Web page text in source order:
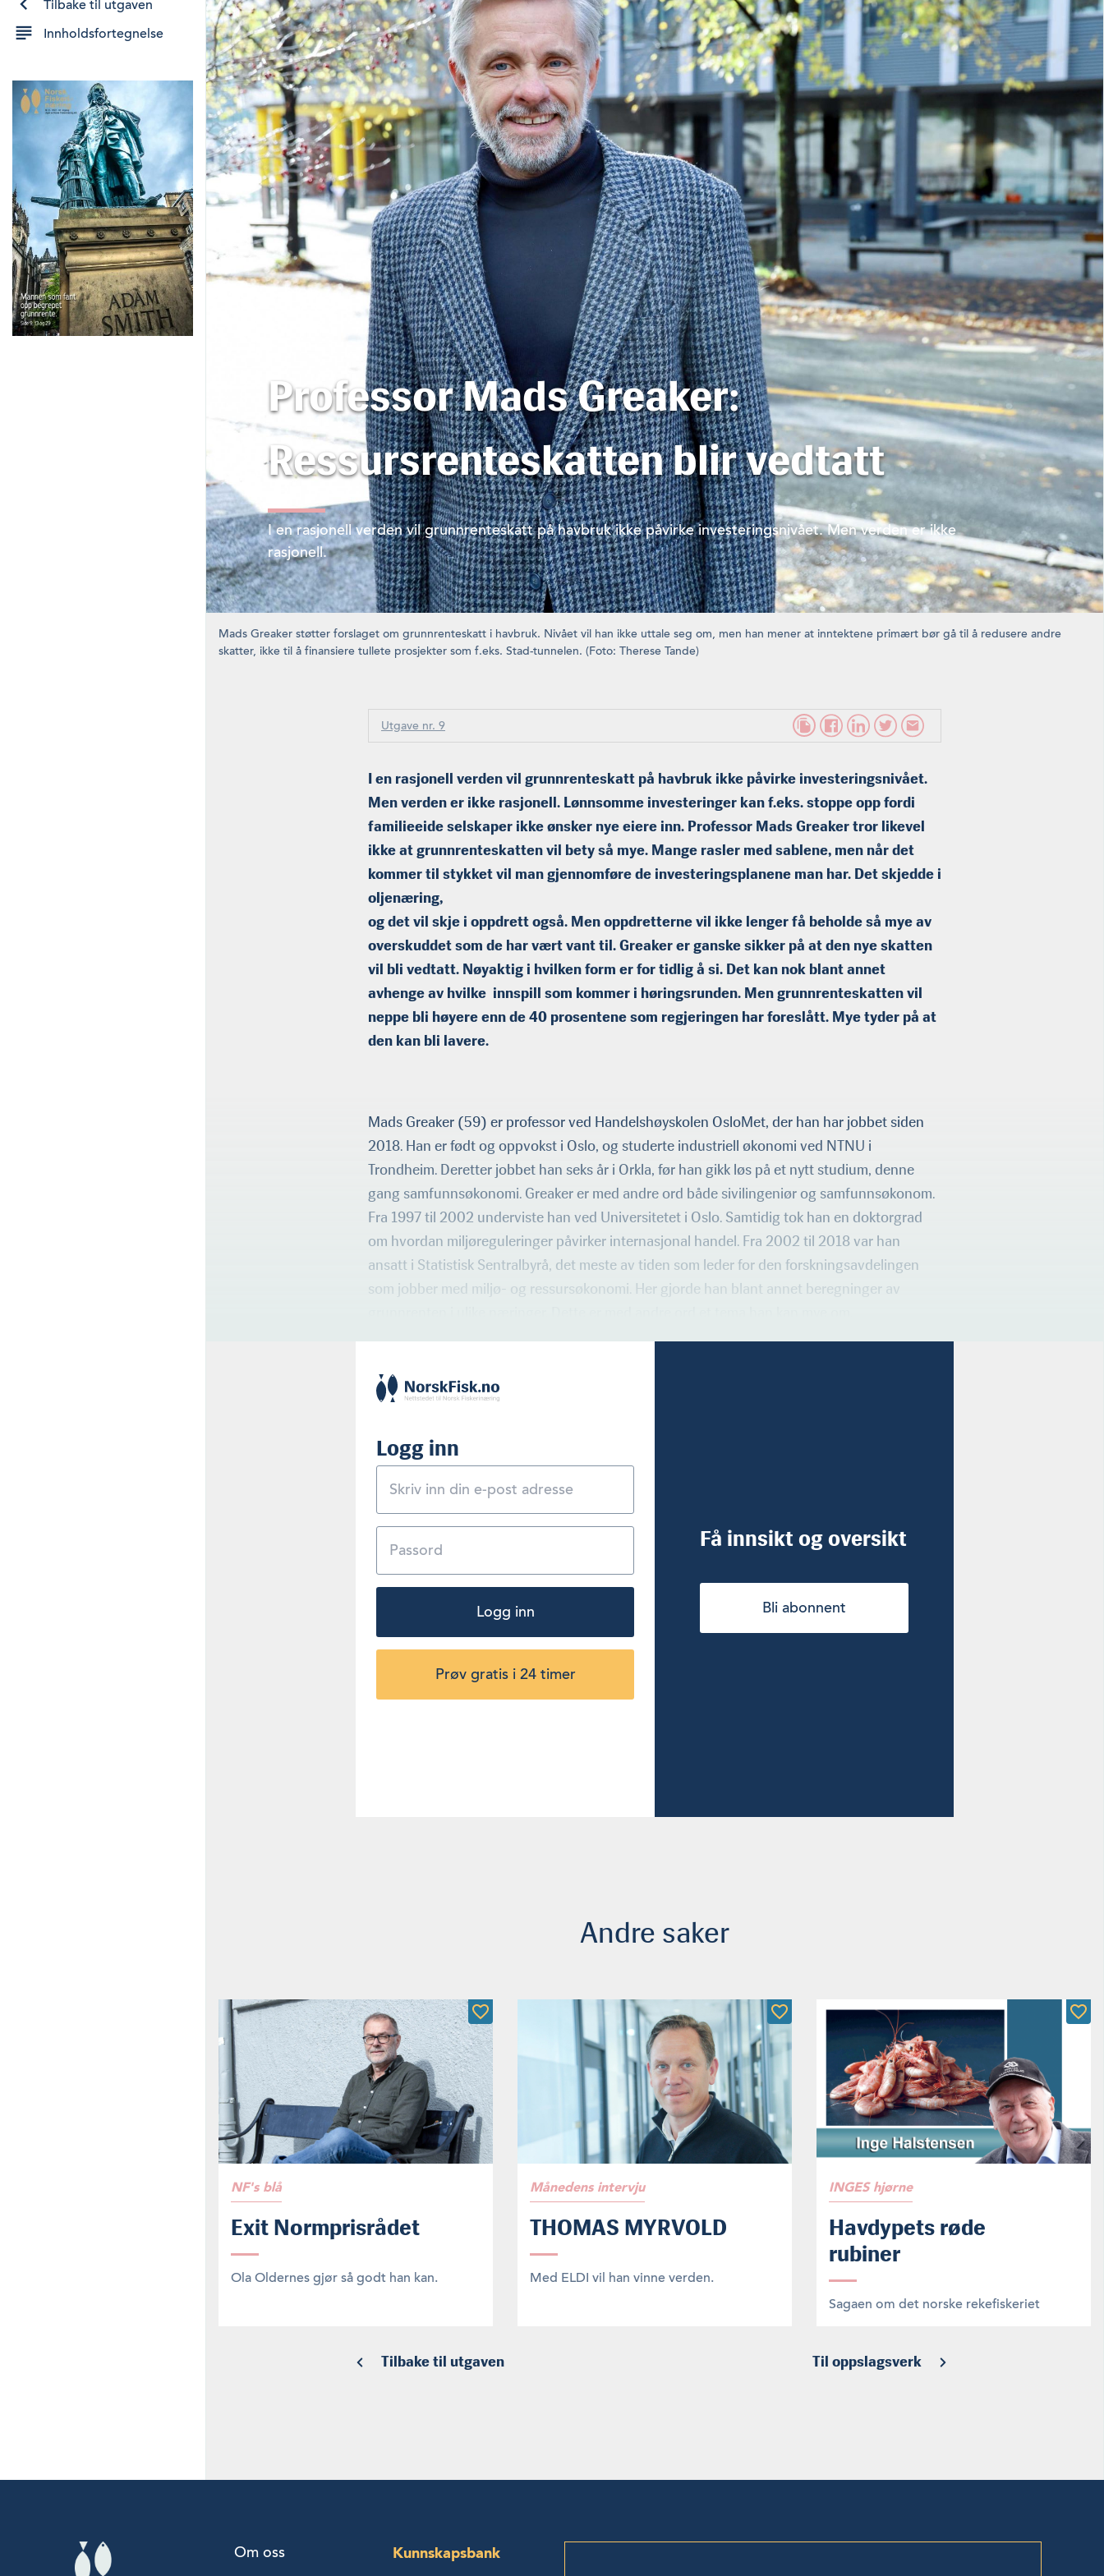
Tilbake til utgaven
Innholdsfortegnelse
Professor Mads Greaker:
Ressursrenteskatten blir vedtatt
I en rasjonell verden vil grunnrenteskatt på havbruk ikke påvirke investeringsnivået. Men verden er ikke
rasjonell.
Mads Greaker støtter forslaget om grunnrenteskatt i havbruk. Nivået vil han ikke uttale seg om, men han mener at inntektene primært bør gå til å redusere andre
skatter, ikke til å finansiere tullete prosjekter som f.eks. Stad-tunnelen. (Foto: Therese Tande)
Utgave nr. 9
I en rasjonell verden vil grunnrenteskatt på havbruk ikke påvirke investeringsnivået.
Men verden er ikke rasjonell. Lønnsomme investeringer kan f.eks. stoppe opp fordi
familieeide selskaper ikke ønsker nye eiere inn. Professor Mads Greaker tror likevel
ikke at grunnrenteskatten vil bety så mye. Mange rasler med sablene, men når det
kommer til stykket vil man gjennomføre de investeringsplanene man har. Det skjedde i
oljenæring,
og det vil skje i oppdrett også. Men oppdretterne vil ikke lenger få beholde så mye av
overskuddet som de har vært vant til. Greaker er ganske sikker på at den nye skatten
vil bli vedtatt. Nøyaktig i hvilken form er for tidlig å si. Det kan nok blant annet
avhenge av hvilke innspill som kommer i høringsrunden. Men grunnrenteskatten vil
neppe bli høyere enn de 40 prosentene som regjeringen har foreslått. Mye tyder på at
den kan bli lavere.
Mads Greaker (59) er professor ved Handelshøyskolen OsloMet, der han har jobbet siden
2018. Han er født og oppvokst i Oslo, og studerte industriell økonomi ved NTNU i
Trondheim. Deretter jobbet han seks år i Orkla, før han gikk løs på et nytt studium, denne
gang samfunnsøkonomi. Greaker er med andre ord både sivilingeniør og samfunnsøkonom.
Fra 1997 til 2002 underviste han ved Universitetet i Oslo. Samtidig tok han en doktorgrad
om hvordan miljøreguleringer påvirker internasjonal handel. Fra 2002 til 2018 var han
ansatt i Statistisk Sentralbyrå, det meste av tiden som leder for den forskningsavdelingen
som jobber med miljø- og ressursøkonomi. Her gjorde han blant annet beregninger av
Logg inn
Logg inn
Prøv gratis i 24 timer
Få innsikt og oversikt
Bli abonnent
Andre saker
NF's blå
Exit Normprisrådet
Ola Oldernes gjør så godt han kan.
Månedens intervju
THOMAS MYRVOLD
Med ELDI vil han vinne verden.
INGES hjørne
Havdypets røde
rubiner
Sagaen om det norske rekefiskeriet
Tilbake til utgaven Til oppslagsverk
Om oss Kunnskapsbank